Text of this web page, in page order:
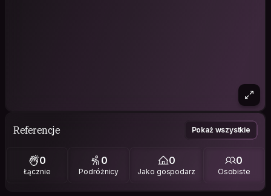
Referencje Pokaż wszystkie
0
Łącznie
0
Podróżnicy
0
Jako gospodarz
0
Osobiste